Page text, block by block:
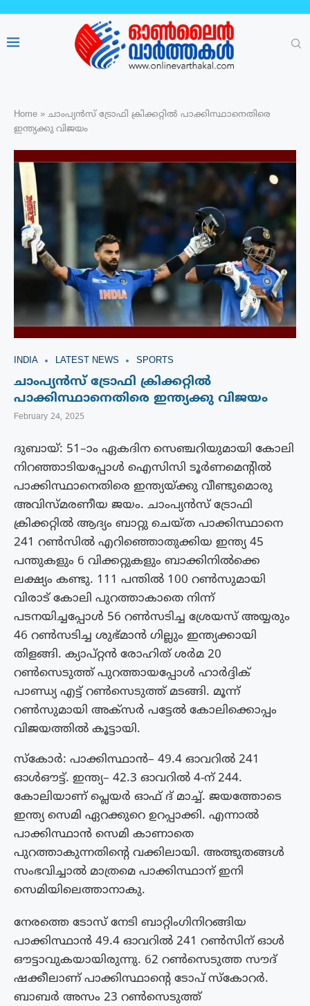
Home » ചാംപ്യൻസ് ട്രോഫി ക്രിക്കറ്റിൽ പാക്കിസ്ഥാനെതിരെ
ഇന്ത്യക്കു വിജയം
INDIA LATEST NEWS SPORTS
ചാംപ്യൻസ് ട്രോഫി ക്രിക്കറ്റിൽ
പാക്കിസ്ഥാനെതിരെ ഇന്ത്യക്കു വിജയം
February 24, 2025
ദുബായ്: 51–ാം ഏകദിന സെഞ്ചറിയുമായി കോലി
നിറഞ്ഞാടിയപ്പോൾ ഐസിസി ടൂ‍ർണമെന്റി‍ൽ
പാക്കിസ്ഥാനെതിരെ ഇന്ത്യയ്ക്കു വീണ്ടുമൊരു
അവിസ്മരണീയ ജയം. ചാംപ്യൻസ് ട്രോഫി
ക്രിക്കറ്റിൽ ആദ്യം ബാറ്റു ചെയ്ത പാക്കിസ്ഥാനെ
241 റൺസിൽ എറിഞ്ഞൊതുക്കിയ ഇന്ത്യ 45
പന്തുകളും 6 വിക്കറ്റുകളും ബാക്കിനിൽക്കെ
ലക്ഷ്യം കണ്ടു. 111 പന്തിൽ 100 റണ്‍സുമായി
വിരാട് കോലി പുറത്താകാതെ നിന്ന്
പടനയിച്ചപ്പോള്‍ 56 റണ്‍സടിച്ച ശ്രേയസ് അയ്യരും
46 റണ്‍സടിച്ച ശുഭ്മാന്‍ ഗില്ലും ഇന്ത്യക്കായി
തിളങ്ങി. ക്യാപ്റ്റന്‍ രോഹിത് ശര്‍മ 20
റണ്‍സെടുത്ത് പുറത്തായപ്പോള്‍ ഹാര്‍ദ്ദിക്
പാണ്ഡ്യ എട്ട് റണ്‍സെടുത്ത് മടങ്ങി. മൂന്ന്
റണ്‍സുമായി അക്സര്‍ പട്ടേല്‍ കോലിക്കൊപ്പം
വിജയത്തില്‍ കൂട്ടായി.
സ്കോർ: പാക്കിസ്ഥാൻ– 49.4 ഓവറിൽ 241
ഓൾഔട്ട്. ഇന്ത്യ– 42.3 ഓവറിൽ 4-ന് 244.
കോലിയാണ് പ്ലെയ‍‍ർ ഓഫ് ദ് മാച്ച്. ജയത്തോടെ
ഇന്ത്യ സെമി ഏറക്കുറെ ഉറപ്പാക്കി. എന്നാൽ
പാക്കിസ്ഥാന്‍ സെമി കാണാതെ
പുറത്താകുന്നതിന്‍റെ വക്കിലായി. അത്ഭുതങ്ങള്‍
സംഭവിച്ചാല്‍ മാത്രമെ പാക്കിസ്ഥാന് ഇനി
സെമിയിലെത്താനാകു.
നേരത്തെ ടോസ് നേടി ബാറ്റിംഗിനിറങ്ങിയ
പാക്കിസ്ഥാന്‍ 49.4 ഓവറില്‍ 241 റണ്‍സിന് ഓള്‍
ഔട്ടാവുകയായിരുന്നു. 62 റണ്‍സെടുത്ത സൗദ്
ഷക്കീലാണ് പാക്കിസ്ഥാന്‍റെ ടോപ് സ്കോറര്‍.
ബാബര്‍ അസം 23 റണ്‍സെടുത്ത്